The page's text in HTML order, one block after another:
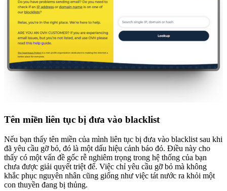
Tên miền liên tục bị đưa vào blacklist
Nếu bạn thấy tên miền của mình liên tục bị đưa vào blacklist sau khi
đã yêu cầu gỡ bỏ, đó là một dấu hiệu cảnh báo đỏ. Điều này cho
thấy có một vấn đề gốc rễ nghiêm trọng trong hệ thống của bạn
chưa được giải quyết triệt để. Việc chỉ yêu cầu gỡ bỏ mà không
khắc phục nguyên nhân cũng giống như việc tát nước ra khỏi một
con thuyền đang bị thủng.